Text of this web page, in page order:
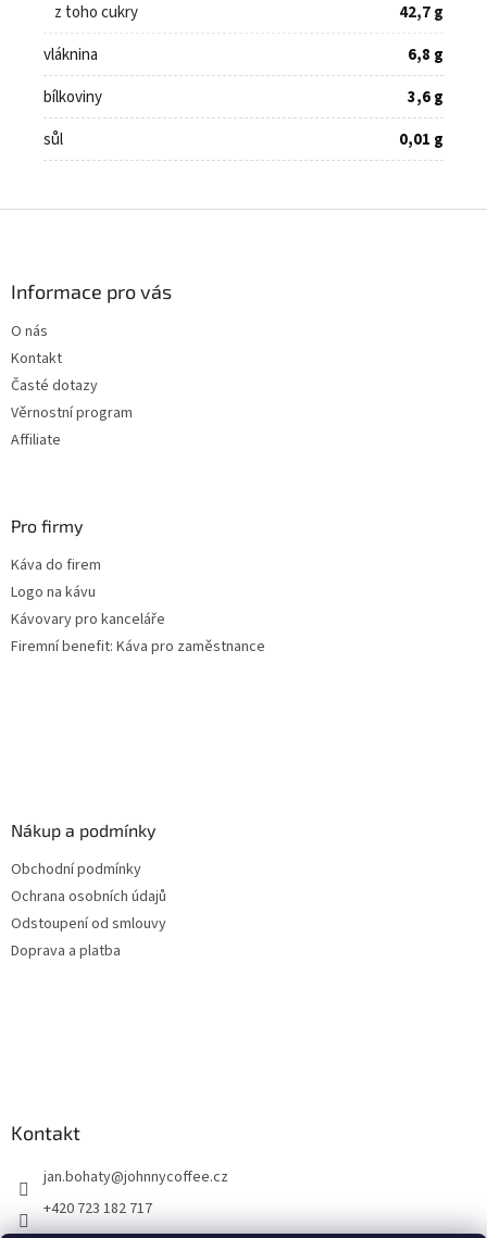
z toho cukry
42,7 g
vláknina
6,8 g
bílkoviny
3,6 g
sůl
0,01 g
Informace pro vás
O nás
Kontakt
Časté dotazy
Věrnostní program
Affiliate
Pro firmy
Káva do firem
Logo na kávu
Kávovary pro kanceláře
Firemní benefit: Káva pro zaměstnance
Nákup a podmínky
Obchodní podmínky
Ochrana osobních údajů
Odstoupení od smlouvy
Doprava a platba
Kontakt
jan.bohaty@johnnycoffee.cz
+420 723 182 717